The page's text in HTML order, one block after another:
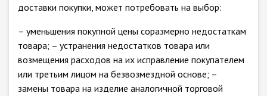
доставки покупки, может потребовать на выбор:
– уменьшения покупной цены соразмерно недостаткам
товара; – устранения недостатков товара или
возмещения расходов на их исправление покупателем
или третьим лицом на безвозмездной основе; –
замены товара на изделие аналогичной торговой